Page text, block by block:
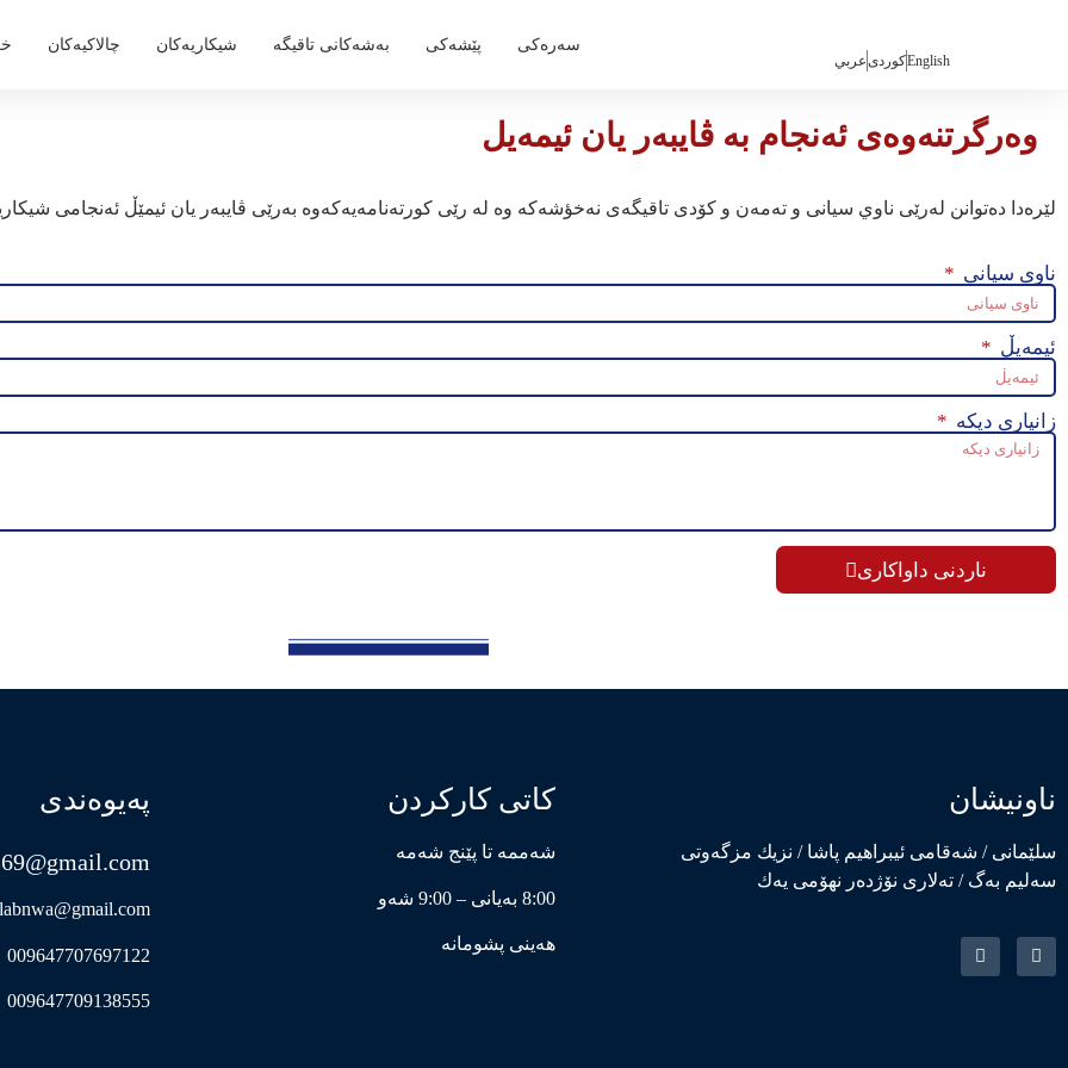
Englishكوردیعربي
سەرەکی پێشەکی بەشەكانی تاقیگە شیكاریەكان چالاکیەکان
وه‌رگرتنه‌وه‌ی ئه‌نجام به‌ ڤایبه‌ر یان ئیمه‌یل
لێره‌دا ده‌توانن له‌رێی ناوي سيانی و ته‌مه‌ن و كۆدی تاقيگه‌ی نه‌خؤشه‌كه‌ وه‌ له‌ رێی كورته‌نامه‌يه‌كه‌وه‌ به‌رێی ڤايبه‌ر يان ئيمێڵ ئه‌نجامی
ناوی سیانی
ئیمەیڵ
زانیاری دیکە
ناردنی داواکاری
ناونیشان
سلێمانی / شەقامی ئیبراهیم پاشا / نزیك مزگەوتی
سەلیم بەگ / تەلاری نۆژدەر نهۆمی یەك
کاتی کارکردن
شەممە تا پێنج شەمە
8:00 بەیانی – 9:00 شەو
هەینی پشومانە
پەیوەندی
labnwa@gmail.com
009647707697122
009647709138555